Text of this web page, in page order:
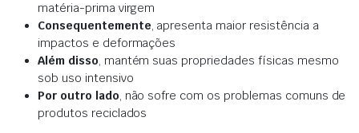
matéria-prima virgem
Consequentemente, apresenta maior resistência a
impactos e deformações
Além disso, mantém suas propriedades físicas mesmo
sob uso intensivo
Por outro lado, não sofre com os problemas comuns de
produtos reciclados